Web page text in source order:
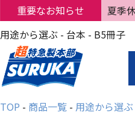
重要なお知らせ
夏季
用途から選ぶ - 台本 - B5冊子
TOP 商品一覧 用途から選ぶ